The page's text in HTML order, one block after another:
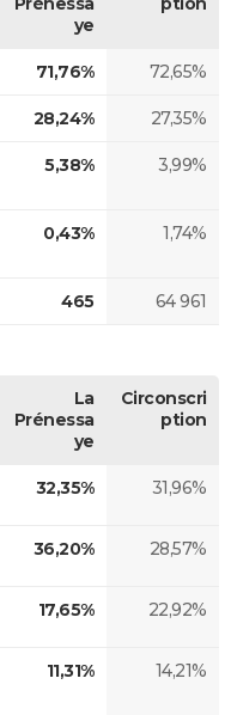
ye
71,76% 72,65%
28,24% 27,35%
5,38% 3,99%
0,43% 1,74%
465 64 961
La
Prénessa
ye
Circonscri
ption
32,35% 31,96%
36,20% 28,57%
17,65% 22,92%
11,31% 14,21%